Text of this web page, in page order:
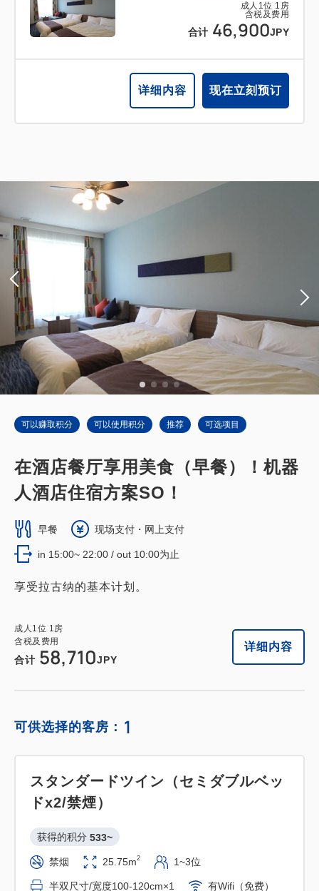
成人 1位 1 房
含税及费用
合计 46,900JPY
详细内容 现在立刻预订
可以赚取积分 可以使用积分 推荐 可选项目
在酒店餐厅享用美食（早餐）！机器
人酒店住宿方案SO！
早餐 现场支付・网上支付
in 15:00~ 22:00 / out 10:00为止
享受拉古纳的基本计划。
成人 1位 1房
含税及费用
合计 58,710JPY
详细内容
可供选择的客房： 1
スタンダードツイン（セミダブルベッ
ドx2/禁煙）
获得的积分 533~
禁烟 25.75m2 1~3位
半双尺寸/宽度100-120cm×1 有Wifi（免费）